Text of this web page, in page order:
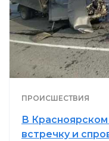
ПРОИСШЕСТВИЯ
В
встречку и